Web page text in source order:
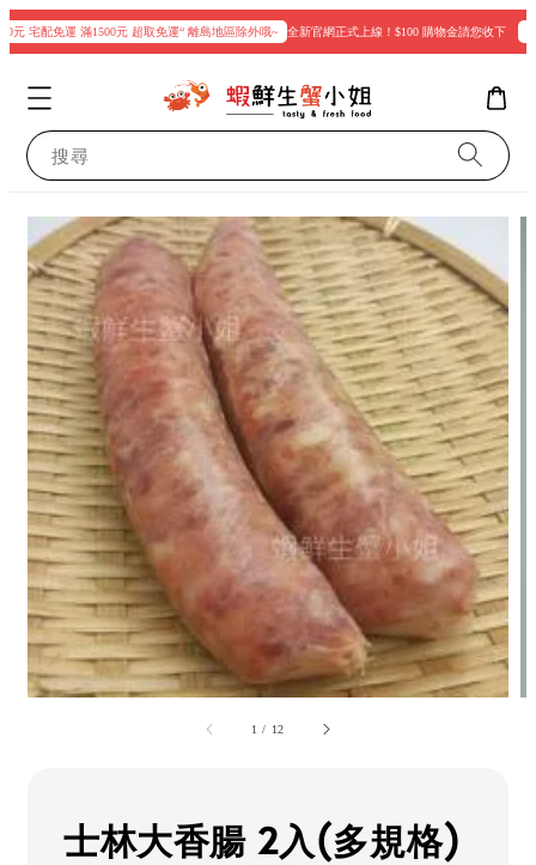
宅配免運 滿1500元 超取免運“ 離島地區除外哦~ 全新官網正式上線！$100 購物金請您收下
搜尋
1 / 12
士林大香腸 2入(多規格)